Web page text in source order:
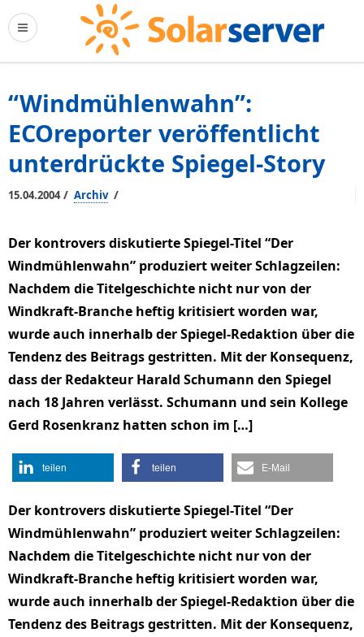
“Windmühlenwahn”:
ECOreporter veröffentlicht
unterdrückte Spiegel-Story
15.04.2004/ Archiv /
Der kontrovers diskutierte Spiegel-Titel “Der
Windmühlenwahn” produziert weiter Schlagzeilen:
Nachdem die Titelgeschichte nicht nur von der
Windkraft-Branche heftig kritisiert worden war,
wurde auch innerhalb der Spiegel-Redaktion über die
Tendenz des Beitrags gestritten. Mit der Konsequenz,
dass der Redakteur Harald Schumann den Spiegel
nach 18 Jahren verlässt. Schumann und sein Kollege
Gerd Rosenkranz hatten schon im […]
teilen teilen E-Mail
Der kontrovers diskutierte Spiegel-Titel “Der
Windmühlenwahn” produziert weiter Schlagzeilen:
Nachdem die Titelgeschichte nicht nur von der
Windkraft-Branche heftig kritisiert worden war,
wurde auch innerhalb der Spiegel-Redaktion über die
Tendenz des Beitrags gestritten. Mit der Konsequenz,